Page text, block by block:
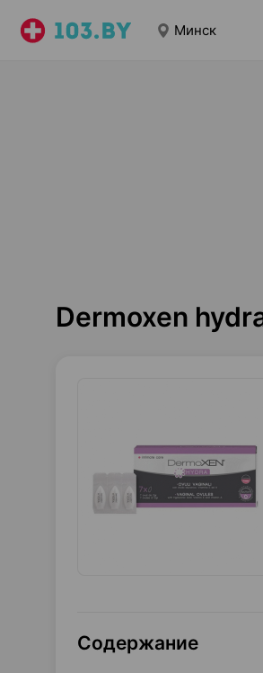
Минск
Dermoxen
Содержание